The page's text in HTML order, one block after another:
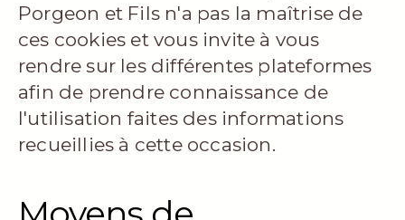
Porgeon et Fils n'a pas la maîtrise de
ces cookies et vous invite à vous
rendre sur les différentes plateformes
afin de prendre connaissance de
l'utilisation faites des informations
recueillies à cette occasion.